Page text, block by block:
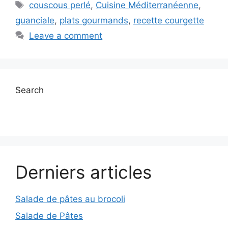
Tags
couscous perlé, Cuisine Méditerranéenne,
guanciale, plats gourmands, recette courgette
Leave a comment
Search
Derniers articles
Salade de pâtes au brocoli
Salade de Pâtes